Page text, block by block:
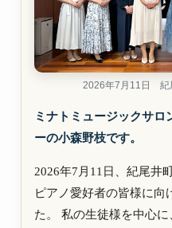
2026年7月11日 紀
ミナトミュージックサロ
ーの小森野枝です。
2026年7月11日、紀尾井
ピアノ愛好者の皆様に向
た。 私の生徒様を中心